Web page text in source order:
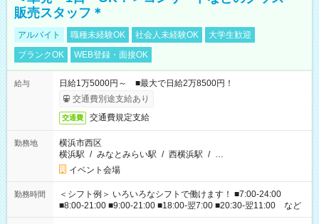
販売スタッフ＊
アルバイト 職種未経験OK 社会人未経験OK
大学生歓迎
ブランクOK
WEB登録・面接OK
給与
日給1万5000円～ ■最大で日給2万8500円！
交通費別途支給あり
交通費 交通費規定支給
勤務地
横浜市西区
横浜駅 / みなとみらい駅 / 西横浜駅 / …
イベント会場
勤務時間
＜シフト例＞ いろいろなシフトで働けます！ ■7:00-24:00
■8:00-21:00 ■9:00-21:00 ■18:00-翌7:00 ■20:30-翌11:00 など